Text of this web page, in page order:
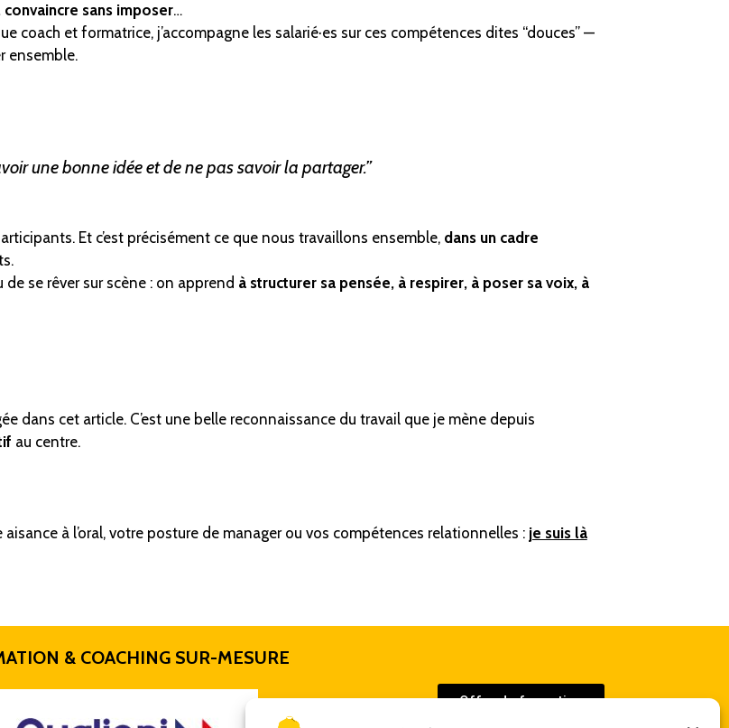
sans imposer…
coach et formatrice, j’accompagne les salarié·es sur ces compétences dites “douces” —
ensemble.
une bonne idée et de ne pas savoir la partager.”
Et c’est précisément ce que nous travaillons ensemble, dans un cadre
se rêver sur scène : on apprend à structurer sa pensée, à respirer, à poser sa voix, à
dans cet article. C’est une belle reconnaissance du travail que je mène depuis
au centre.
à l’oral, votre posture de manager ou vos compétences relationnelles : je suis là
& COACHING SUR-MESURE
Offre de formation